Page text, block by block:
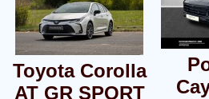
Toyota Corolla
AT GR SPORT